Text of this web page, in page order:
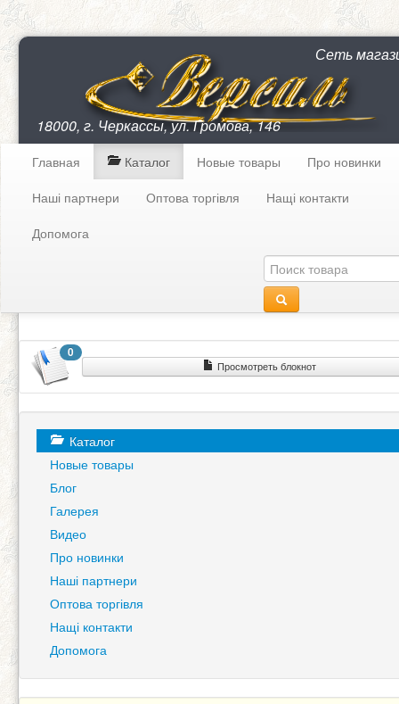
Сеть
18000, г. Черкассы, ул. Громова, 146
Главная Каталог Новые товары
Про новинки
Наші партнери
Оптова торгівля
Нащі контакти
Допомога
0
Просмотреть блокнот
Каталог
Новые товары
Блог
Галерея
Видео
Про новинки
Наші партнери
Оптова торгівля
Нащі контакти
Допомога